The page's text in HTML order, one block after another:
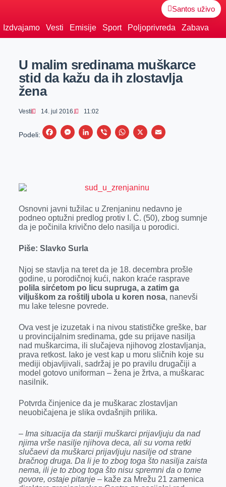
Santos uživo
Izdvajamo Vesti Emisije Sport Poljoprivreda Zabava
U malim sredinama muškarce
stid da kažu da ih zlostavlja
žena
Vesti 14. jul 2016. 11:02
Podeli:
F
o
k
M
g
e
r
L
e
I
n
V
r
W
s
p
X
E
Osnovni javni tužilac u Zrenjaninu nedavno je
podneo optužni predlog protiv I. Ć. (50), zbog sumnje
da je počinila krivično delo nasilja u porodici.
Piše: Slavko Surla
Njoj se stavlja na teret da je 18. decembra prošle
godine, u porodičnoj kući, nakon kraće rasprave
polila sirćetom po licu supruga, a zatim ga
viljuškom za roštilj ubola u koren nosa, nanevši
mu lake telesne povrede.
Ova vest je izuzetak i na nivou statističke greške, bar
u provincijalnim sredinama, gde su prijave nasilja
nad muškarcima, ili slučajeva njihovog zlostavljanja,
prava retkost. Iako je vest kap u moru sličnih koje su
mediji objavljivali, sadržaj je po pravilu drugačiji a
model gotovo uniforman – žena je žrtva, a muškarac
nasilnik.
Potvrda činjenice da je muškarac zlostavljan
neuobičajena je slika ovdašnjih prilika.
– Ima situacija da stariji muškarci prijavljuju da nad
njima vrše nasilje njihova deca, ali su voma retki
slučaevi da muškarci prijavljuju nasilje od strane
bračnog druga. Da li je to zbog toga što nasilja zaista
nema, ili je to zbog toga što nisu spremni da o tome
govore, ostaje pitanje– kaže za Mrežu 21 zamenica